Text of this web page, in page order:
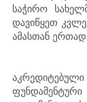
საჭირო
დავიწყეთ
ამასთან
აკრედიტებული